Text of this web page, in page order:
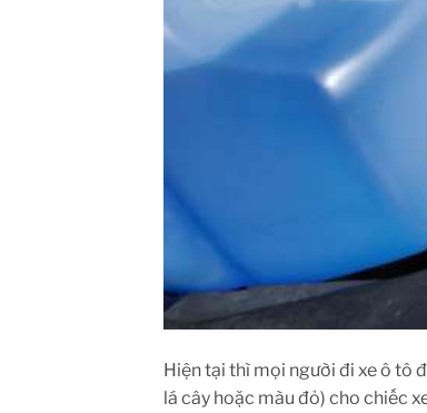
Hiện tại thì mọi người đi xe ô tô
lá cây hoặc màu đỏ) cho chiếc